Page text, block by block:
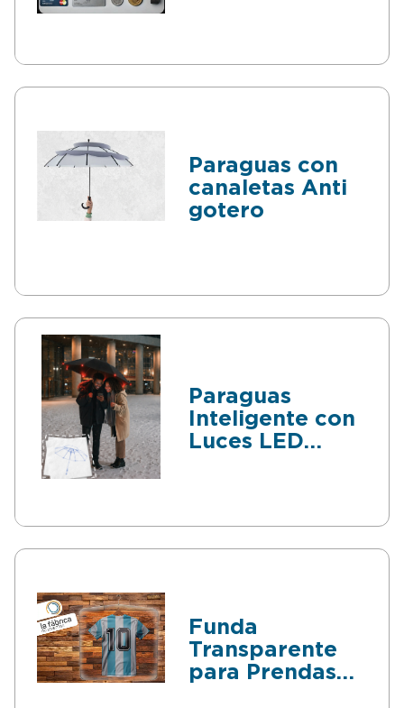
Paraguas con
canaletas Anti
gotero
Paraguas
Inteligente con
Luces LED
Funda
Transparente
para Prendas